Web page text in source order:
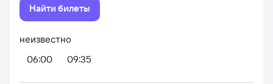
Найти билеты
неизвестно
06:00
09:35